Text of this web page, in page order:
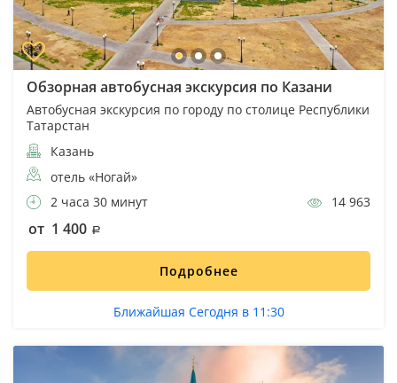
Обзорная автобусная экскурсия по Казани
Автобусная экскурсия по городу по столице Республики
Татарстан
Казань
отель «Ногай»
2 часа 30 минут
14 963
от 1 400
Подробнее
Ближайшая Сегодня в 11:30